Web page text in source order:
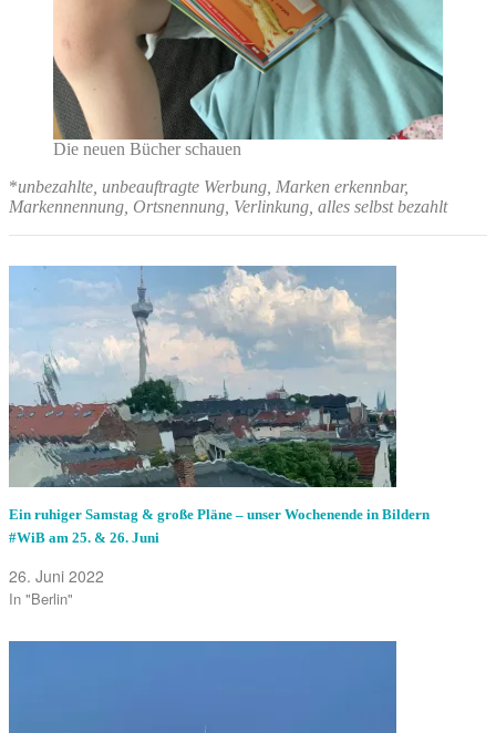
Die neuen Bücher schauen
*unbezahlte, unbeauftragte Werbung, Marken erkennbar,
Markennennung, Ortsnennung, Verlinkung, alles selbst bezahlt
Ein ruhiger Samstag & große Pläne – unser Wochenende in Bildern
#WiB am 25. & 26. Juni
26. Juni 2022
In "Berlin"